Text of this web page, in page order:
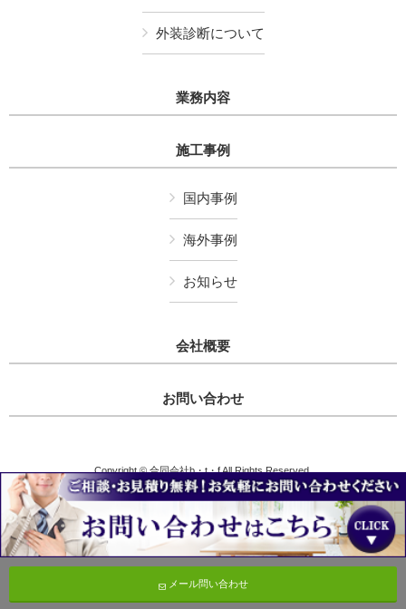
外装診断について
業務内容
施工事例
国内事例
海外事例
お知らせ
会社概要
お問い合わせ
Copyright © 合同会社b・t・f All Rights Reserved.
メール問い合わせ